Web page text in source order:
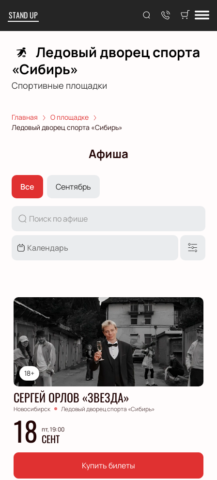
STAND UP
Ледовый дворец спорта
«Сибирь»
Спортивные площадки
Главная
О площадке
Ледовый дворец спорта «Сибирь»
Афиша
Все Сентябрь
18+
СЕРГЕЙ ОРЛОВ «ЗВЕЗДА»
Новосибирск Ледовый дворец спорта «Сибирь»
18 пт, 19:00
СЕНТ
Купить билеты